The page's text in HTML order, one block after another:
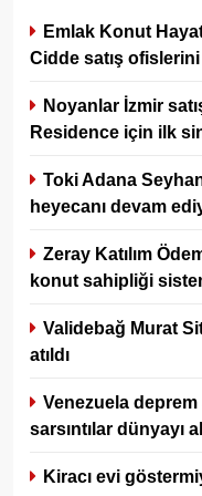
Emlak Konut
Cidde satış ofislerini
Noyanlar İzmir
Residence için ilk
Toki Adana
heyecanı devam
Zeray Katılım
konut sahipliği
Validebağ Murat
atıldı
Venezuela
sarsıntılar dünyayı
Kiracı evi